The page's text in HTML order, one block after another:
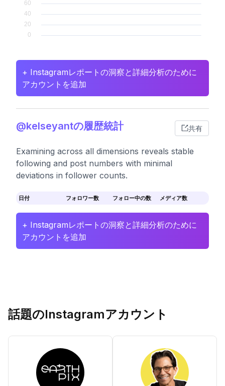
+ Instagramレポートの洞察と詳細分析のために
アカウントを追加
@kelseyantの履歴統計 共有
Examining across all dimensions reveals stable
following and post numbers with minimal
deviations in follower counts.
日付 フォロワー数 フォロー中の数 メディア数
+ Instagramレポートの洞察と詳細分析のために
アカウントを追加
話題のInstagramアカウント